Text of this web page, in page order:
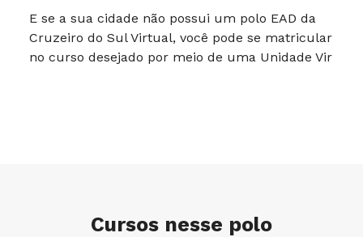
E se a sua cidade não possui um polo EAD da
Cruzeiro do Sul Virtual, você pode se matricular
no curso desejado por meio de uma Unidade Vir
Cursos nesse polo